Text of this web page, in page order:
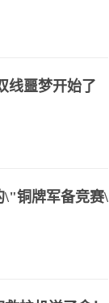
线噩梦开始了
铜牌军备竞赛\"